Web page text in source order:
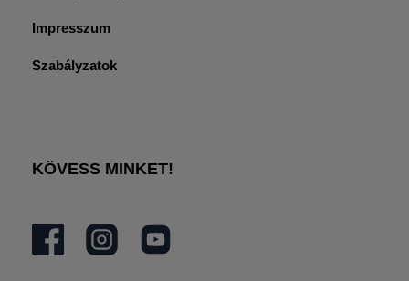
Impresszum
Szabályzatok
KÖVESS MINKET!